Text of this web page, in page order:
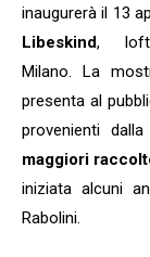
inaugurerà il 13
Libeskind, loft
Milano. La
presenta al
provenienti dalla
maggiori
iniziata alcuni
Rabolini.